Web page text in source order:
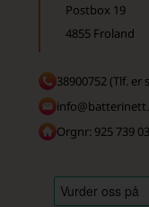
Postbox 19
4855 Froland
38900752 (Tlf. er
Orgnr: 925 739